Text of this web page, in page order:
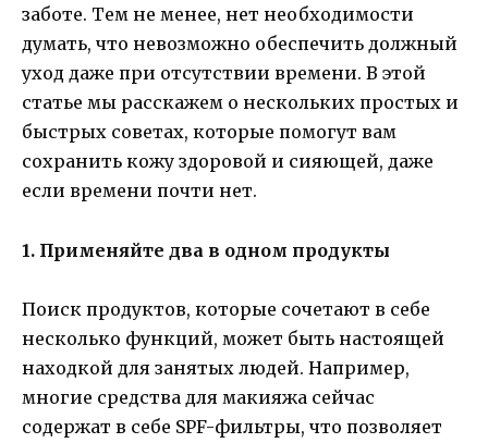
заботе. Тем не менее, нет необходимости
думать, что невозможно обеспечить должный
уход даже при отсутствии времени. В этой
статье мы расскажем о нескольких простых и
быстрых советах, которые помогут вам
сохранить кожу здоровой и сияющей, даже
если времени почти нет.
1. Применяйте два в одном продукты
Поиск продуктов, которые сочетают в себе
несколько функций, может быть настоящей
находкой для занятых людей. Например,
многие средства для макияжа сейчас
содержат в себе SPF-фильтры, что позволяет